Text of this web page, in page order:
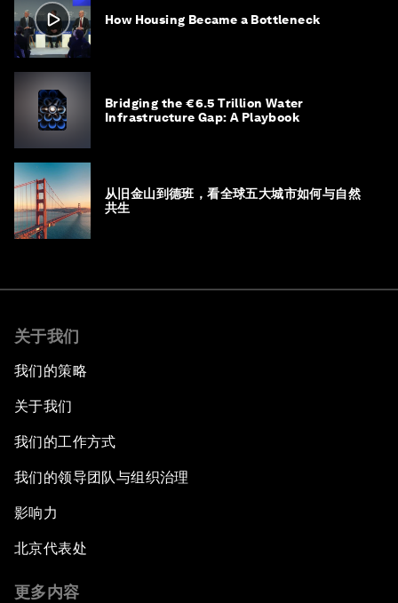
How Housing Became a Bottleneck
Bridging the €6.5 Trillion Water
Infrastructure Gap: A Playbook
从旧金山到德班，看全球五大城市如何与自然
共生
关于我们
我们的策略
关于我们
我们的工作方式
我们的领导团队与组织治理
影响力
北京代表处
更多内容